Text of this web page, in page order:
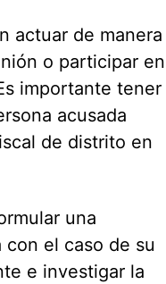
actuar de manera
o participar en
importante tener
acusada
de distrito en
una
el caso de su
e investigar la